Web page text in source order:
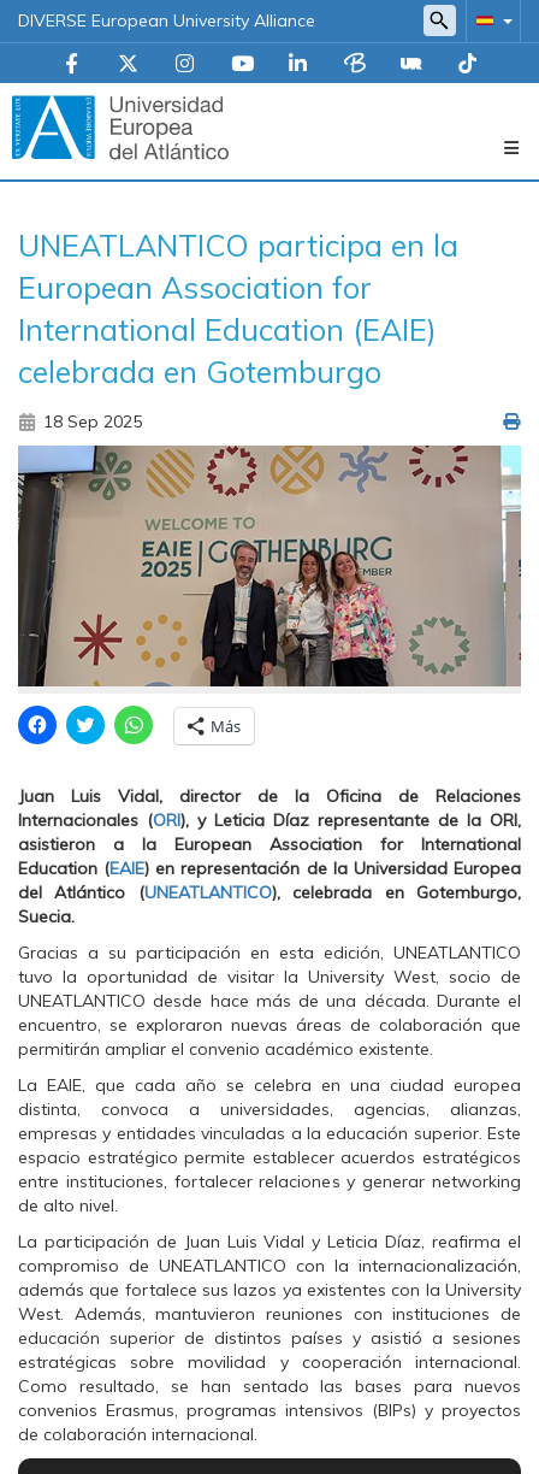
DIVERSE European University Alliance
principal
UNEATLANTICO participa en la
European Association for
International Education (EAIE)
celebrada en Gotemburgo
18 Sep 2025
H
a
i
c
p
a
r
a
c
o
m
a
r
t
i
r
e
n
a
c
e
b
o
o
k
(
S
a
b
r
e
e
n
u
n
a
v
e
n
a
n
H
a
i
c
p
r
a
c
a
r
t
i
e
n
w
i
t
e
r
(
S
e
b
r
e
e
n
u
n
a
v
e
n
n
a
H
a
i
c
p
a
r
a
c
a
r
t
r
e
n
h
a
t
s
A
p
p
(
a
b
r
e
e
u
n
a
v
e
n
a
n
Más
Juan Luis Vidal, director de la Oficina de Relaciones
Internacionales (ORI), y Leticia Díaz representante de la ORI,
asistieron a la European Association for International
Education (EAIE) en representación de la Universidad Europea
del Atlántico (UNEATLANTICO), celebrada en Gotemburgo,
Suecia.
Gracias a su participación en esta edición, UNEATLANTICO
tuvo la oportunidad de visitar la University West, socio de
UNEATLANTICO desde hace más de una década. Durante el
encuentro, se exploraron nuevas áreas de colaboración que
permitirán ampliar el convenio académico existente.
La EAIE, que cada año se celebra en una ciudad europea
distinta, convoca a universidades, agencias, alianzas,
empresas y entidades vinculadas a la educación superior. Este
espacio estratégico permite establecer acuerdos estratégicos
entre instituciones, fortalecer relaciones y generar networking
de alto nivel.
La participación de Juan Luis Vidal y Leticia Díaz, reafirma el
compromiso de UNEATLANTICO con la internacionalización,
además que fortalece sus lazos ya existentes con la University
West. Además, mantuvieron reuniones con instituciones de
educación superior de distintos países y asistió a sesiones
estratégicas sobre movilidad y cooperación internacional.
Como resultado, se han sentado las bases para nuevos
convenios Erasmus, programas intensivos (BIPs) y proyectos
de colaboración internacional.